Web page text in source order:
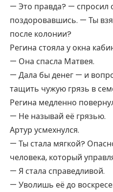
— Это правда? — спросил
поздоровавшись. — Ты
после колонии?
Регина стояла у окна
— Она спасла Матвея.
— Дала бы денег — и
тащить чужую грязь в
Регина медленно
— Не называй её грязью.
Артур усмехнулся.
— Ты стала мягкой?
человека, который
— Я стала справедливой.
— Уволишь её до